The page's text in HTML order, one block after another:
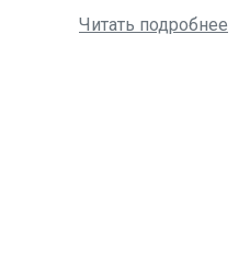
Читать подробнее